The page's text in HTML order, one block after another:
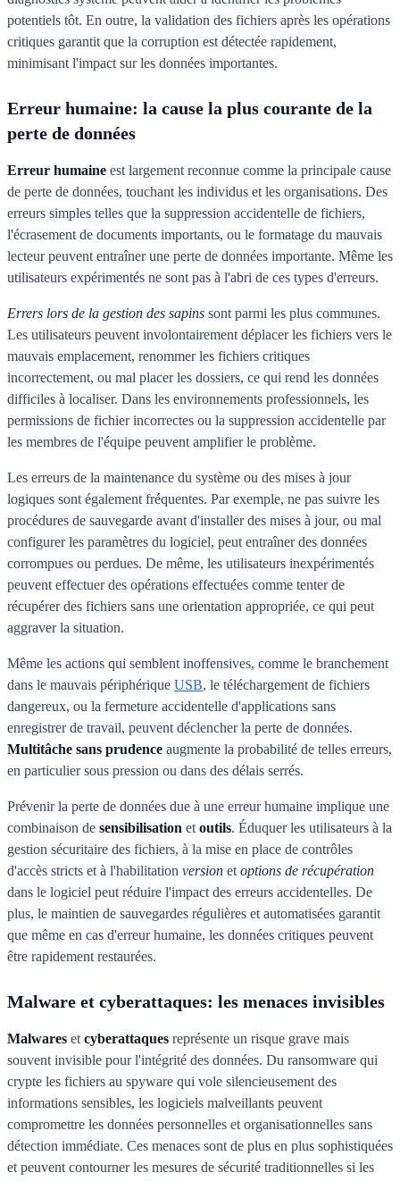
potentiels tôt. En outre, la validation des fichiers après les opérations
critiques garantit que la corruption est détectée rapidement,
minimisant l'impact sur les données importantes.
Erreur humaine: la cause la plus courante de la
perte de données
Erreur humaine est largement reconnue comme la principale cause
de perte de données, touchant les individus et les organisations. Des
erreurs simples telles que la suppression accidentelle de fichiers,
l'écrasement de documents importants, ou le formatage du mauvais
lecteur peuvent entraîner une perte de données importante. Même les
utilisateurs expérimentés ne sont pas à l'abri de ces types d'erreurs.
Errers lors de la gestion des sapins sont parmi les plus communes.
Les utilisateurs peuvent involontairement déplacer les fichiers vers le
mauvais emplacement, renommer les fichiers critiques
incorrectement, ou mal placer les dossiers, ce qui rend les données
difficiles à localiser. Dans les environnements professionnels, les
permissions de fichier incorrectes ou la suppression accidentelle par
les membres de l'équipe peuvent amplifier le problème.
Les erreurs de la maintenance du système ou des mises à jour
logiques sont également fréquentes. Par exemple, ne pas suivre les
procédures de sauvegarde avant d'installer des mises à jour, ou mal
configurer les paramètres du logiciel, peut entraîner des données
corrompues ou perdues. De même, les utilisateurs inexpérimentés
peuvent effectuer des opérations effectuées comme tenter de
récupérer des fichiers sans une orientation appropriée, ce qui peut
aggraver la situation.
Même les actions qui semblent inoffensives, comme le branchement
dans le mauvais périphérique USB, le téléchargement de fichiers
dangereux, ou la fermeture accidentelle d'applications sans
enregistrer de travail, peuvent déclencher la perte de données.
Multitâche sans prudence augmente la probabilité de telles erreurs,
en particulier sous pression ou dans des délais serrés.
Prévenir la perte de données due à une erreur humaine implique une
combinaison de sensibilisation et outils. Éduquer les utilisateurs à la
gestion sécuritaire des fichiers, à la mise en place de contrôles
d'accès stricts et à l'habilitation version et options de récupération
dans le logiciel peut réduire l'impact des erreurs accidentelles. De
plus, le maintien de sauvegardes régulières et automatisées garantit
que même en cas d'erreur humaine, les données critiques peuvent
être rapidement restaurées.
Malware et cyberattaques: les menaces invisibles
Malwares et cyberattaques représente un risque grave mais
souvent invisible pour l'intégrité des données. Du ransomware qui
crypte les fichiers au spyware qui vole silencieusement des
informations sensibles, les logiciels malveillants peuvent
compromettre les données personnelles et organisationnelles sans
détection immédiate. Ces menaces sont de plus en plus sophistiquées
et peuvent contourner les mesures de sécurité traditionnelles si les